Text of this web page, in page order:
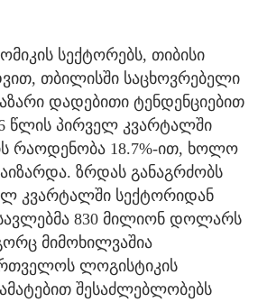
სექტორებს, თიბისი
თბილისში საცხოვრებელი
დადებითი ტენდენციებით
წლის პირველ კვარტალში
რაოდენობა 18.7%-ით, ხოლო
ზრდას განაგრძობს
კვარტალში სექტორიდან
830 მილიონ დოლარს
მიმოხილვაშია
ლოგისტიკის
შესაძლებლობებს